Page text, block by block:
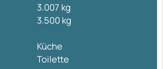
3.007 kg
3.500 kg
Küche
Toilette